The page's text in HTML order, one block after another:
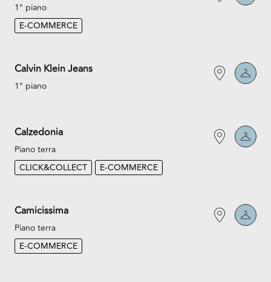
1° piano
E-COMMERCE
Calvin Klein Jeans
1° piano
Calzedonia
Piano terra
CLICK&COLLECT
E-COMMERCE
Camicissima
Piano terra
E-COMMERCE